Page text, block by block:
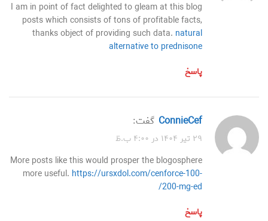
I am in point of fact delighted to gleam at this blog
posts which consists of tons of profitable facts,
thanks object of providing such data. natural
alternative to prednisone
پاسخ
ConnieCef گفت:
۲۹ تیر ۱۴۰۴ در ۴:۰۰ ب.ظ
More posts like this would prosper the blogosphere
more useful. https://ursxdol.com/cenforce-100-
200-mg-ed/
پاسخ